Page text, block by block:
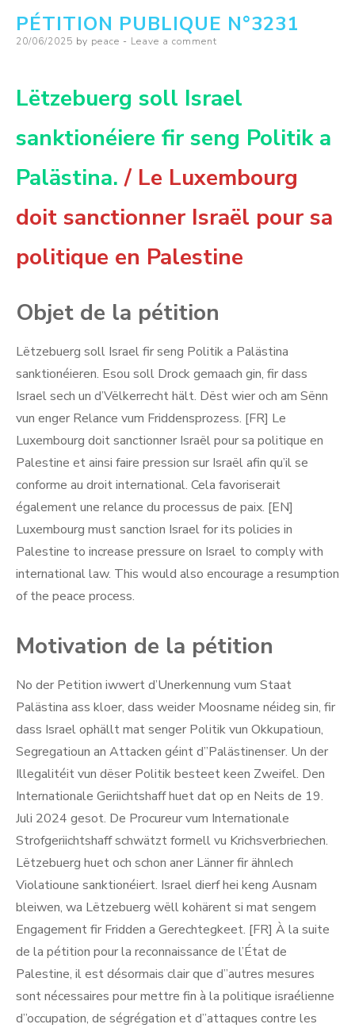
Scandal
Militarization
PÉTITION PUBLIQUE N°3231
Posted
20/06/2025 by peace Leave a comment
Lëtzebuerg soll Israel
sanktionéiere fir seng Politik a
Palästina./ Le Luxembourg
doit sanctionner Israël pour sa
politique en Palestine
Objet de la pétition
Lëtzebuerg soll Israel fir seng Politik a Palästina
sanktionéieren. Esou soll Drock gemaach gin, fir dass
Israel sech un d’Vëlkerrecht hält. Dëst wier och am Sënn
vun enger Relance vum Friddensprozess. [FR] Le
Luxembourg doit sanctionner Israël pour sa politique en
Palestine et ainsi faire pression sur Israël afin qu’il se
conforme au droit international. Cela favoriserait
également une relance du processus de paix. [EN]
Luxembourg must sanction Israel for its policies in
Palestine to increase pressure on Israel to comply with
international law. This would also encourage a resumption
of the peace process.
Motivation de la pétition
No der Petition iwwert d’Unerkennung vum Staat
Palästina ass kloer, dass weider Moosname néideg sin, fir
dass Israel ophällt mat senger Politik vun Okkupatioun,
Segregatioun an Attacken géint d”Palästinenser. Un der
Illegalitéit vun dëser Politik besteet keen Zweifel. Den
Internationale Geriichtshaff huet dat op en Neits de 19.
Juli 2024 gesot. De Procureur vum Internationale
Strofgeriichtshaff schwätzt formell vu Krichsverbriechen.
Lëtzebuerg huet och schon aner Länner fir ähnlech
Violatioune sanktionéiert. Israel dierf hei keng Ausnam
bleiwen, wa Lëtzebuerg wëll kohärent si mat sengem
Engagement fir Fridden a Gerechtegkeet. [FR] À la suite
de la pétition pour la reconnaissance de l’État de
Palestine, il est désormais clair que d”autres mesures
sont nécessaires pour mettre fin à la politique israélienne
d”occupation, de ségrégation et d”attaques contre les